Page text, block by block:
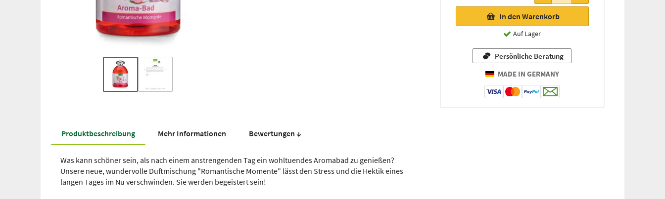
In den Warenkorb
Auf Lager
Persönliche Beratung
Produkt­beschreibung Mehr Informationen Bewer­tungen ↓
Was kann schöner sein, als nach einem anstrengenden Tag ein wohltuendes Aromabad zu genießen?
Unsere neue, wundervolle Duftmischung "Romantische Momente" lässt den Stress und die Hektik eines
langen Tages im Nu verschwinden. Sie werden begeistert sein!